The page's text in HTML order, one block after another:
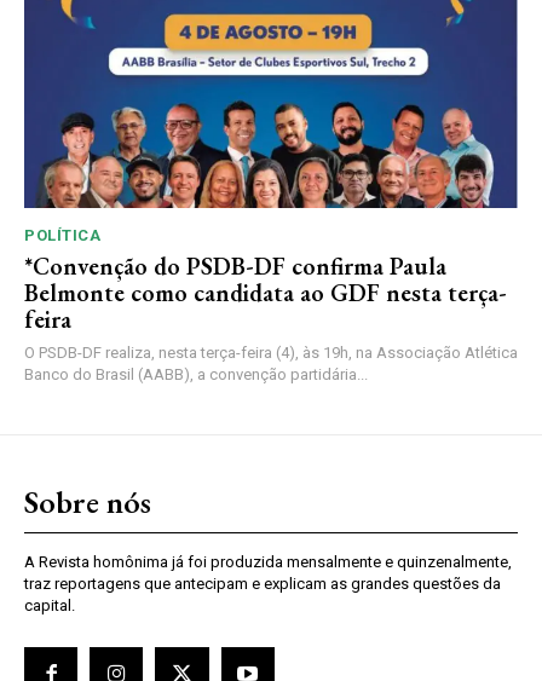
POLÍTICA
*Convenção do PSDB-DF confirma Paula
Belmonte como candidata ao GDF nesta terça-
feira
O PSDB-DF realiza, nesta terça-feira (4), às 19h, na Associação Atlética
Banco do Brasil (AABB), a convenção partidária...
Sobre nós
A Revista homônima já foi produzida mensalmente e quinzenalmente,
traz reportagens que antecipam e explicam as grandes questões da
capital.